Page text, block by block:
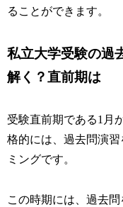
ることができます。
私立大学受験の過
解く？直前期は
受験直前期である1月
格的には、過去問演習
ミングです。
この時期には、過去問